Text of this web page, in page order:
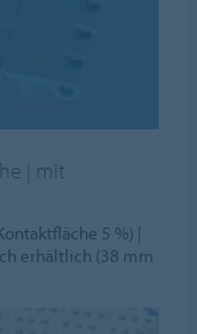
| mit
5 %) |
erhältlich (38 mm